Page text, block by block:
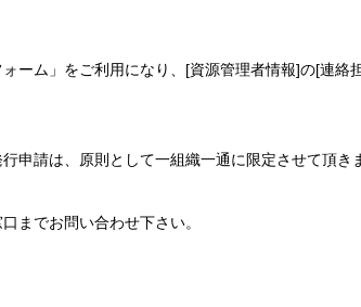
ーム」をご利用になり、[資源管理者情報]の[連絡
申請は、原則として一組織一通に限定させて頂き
までお問い合わせ下さい。